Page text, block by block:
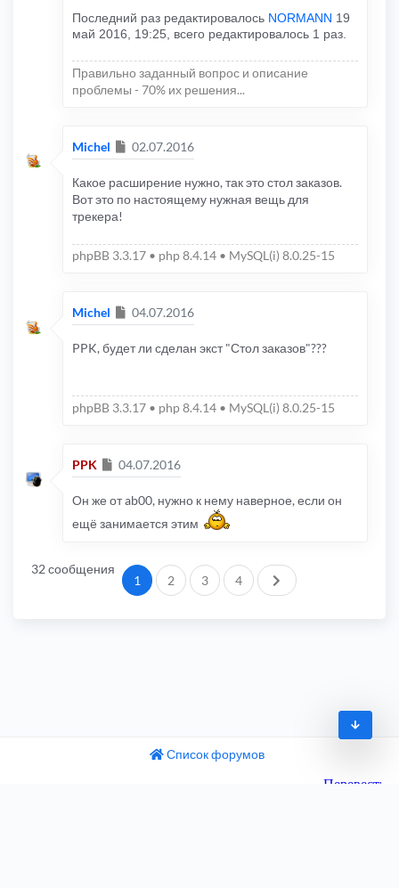
Последний раз редактировалось NORMANN 19
май 2016, 19:25, всего редактировалось 1 раз.
Правильно заданный вопрос и описание
проблемы - 70% их решения...
Michel Сообщение
02.07.2016
Какое расширение нужно, так это стол заказов.
Вот это по настоящему нужная вещь для
трекера!
phpBB 3.3.17 • php 8.4.14 • MySQL(i) 8.0.25-15
Michel Сообщение
04.07.2016
PPK, будет ли сделан экст "Стол заказов"???
phpBB 3.3.17 • php 8.4.14 • MySQL(i) 8.0.25-15
PPK Сообщение
04.07.2016
Он же от ab00, нужно к нему наверное, если он
ещё занимается этим
32 сообщения
1 2 3 4 След.
Список форумов